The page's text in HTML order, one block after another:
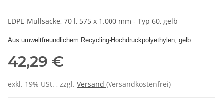
LDPE-Müllsäcke, 70 l, 575 x 1.000 mm - Typ 60, gelb
Aus umweltfreundlichem Recycling-Hochdruckpolyethylen, gelb.
42,29 €
exkl. 19% USt. , zzgl. Versand (Versandkostenfrei)